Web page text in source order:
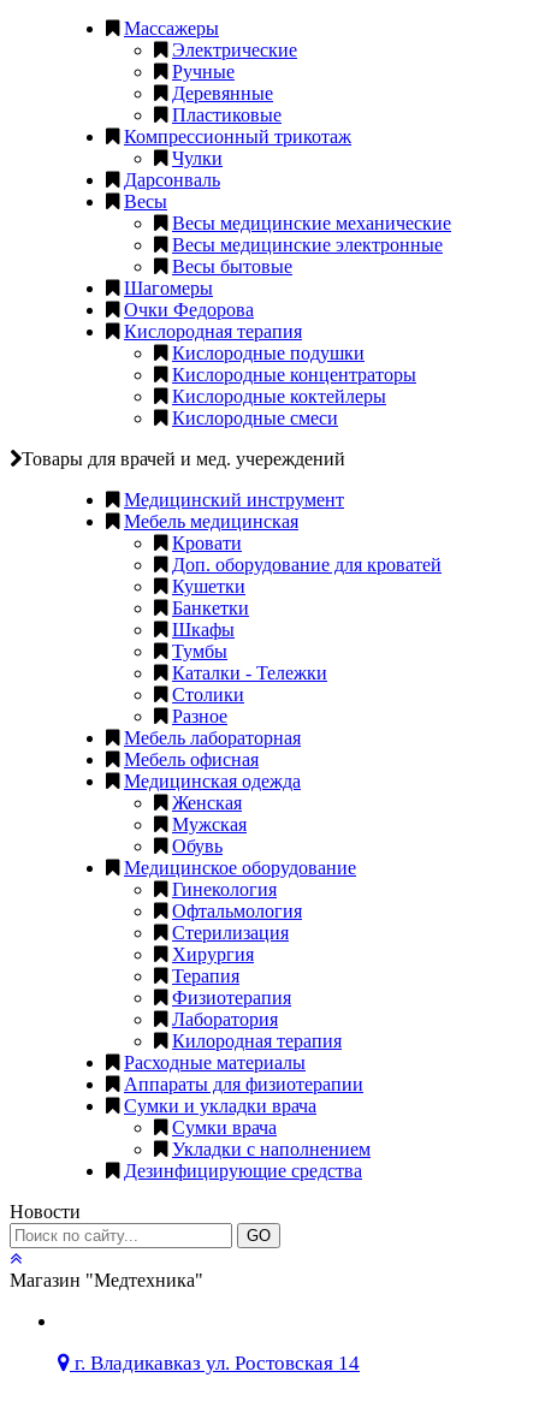
Массажеры
Электрические
Ручные
Деревянные
Пластиковые
Компрессионный трикотаж
Чулки
Дарсонваль
Весы
Весы медицинские механические
Весы медицинские электронные
Весы бытовые
Шагомеры
Очки Федорова
Кислородная терапия
Кислородные подушки
Кислородные концентраторы
Кислородные коктейлеры
Кислородные смеси
Товары для врачей и мед. учереждений
Медицинский инструмент
Мебель медицинская
Кровати
Доп. оборудование для кроватей
Кушетки
Банкетки
Шкафы
Тумбы
Каталки - Тележки
Столики
Разное
Мебель лабораторная
Мебель офисная
Медицинская одежда
Женская
Мужская
Обувь
Медицинское оборудование
Гинекология
Офтальмология
Стерилизация
Хирургия
Терапия
Физиотерапия
Лаборатория
Килородная терапия
Расходные материалы
Аппараты для физиотерапии
Сумки и укладки врача
Сумки врача
Укладки с наполнением
Дезинфицирующие средства
Новости
GO
Магазин "Медтехника"
г. Владикавказ ул. Ростовская 14